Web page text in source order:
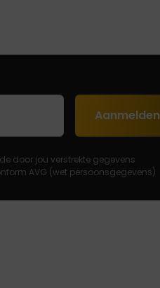
Aanmelden
door jou verstrekte gegevens
AVG (wet persoonsgegevens)